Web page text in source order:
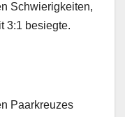
Schwierigkeiten,
3:1 besiegte.
Paarkreuzes